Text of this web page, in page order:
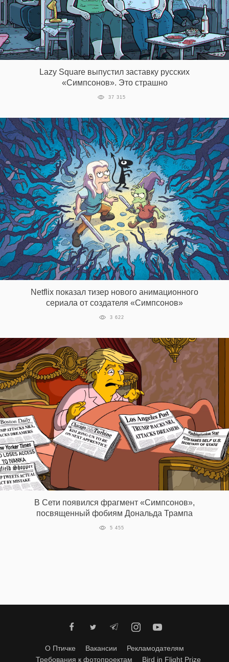
Lazy Square выпустил заставку русских
«Симпсонов». Это страшно
37 315
Netflix показал тизер нового анимационного
сериала от создателя «Симпсонов»
3 622
В Сети появился фрагмент «Симпсонов»,
посвященный фобиям Дональда Трампа
5 455
О Птичке Вакансии
Рекламодателям
Требования к фотопроектам
Bird in Flight Prize